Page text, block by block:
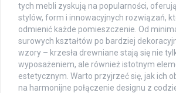
tych mebli zyskują na popularności,
stylów, form i innowacyjnych rozwiązań,
odmienić każde pomieszczenie. Od
surowych kształtów po bardziej
wzory – krzesła drewniane stają się nie
wyposażeniem, ale również istotnym
estetycznym. Warto przyjrzeć się, jak ich
na harmonijne połączenie designu z